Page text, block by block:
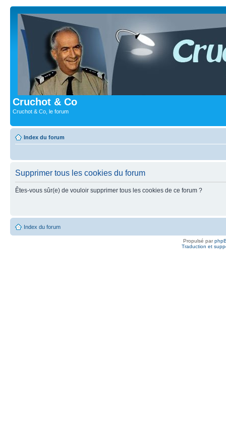
Cruchot & Co
Cruchot & Co, le forum
Index du forum
Supprimer tous les cookies du forum
Êtes-vous sûr(e) de vouloir supprimer tous les cookies de ce forum ?
Index du forum
Propulsé par
Traduction et